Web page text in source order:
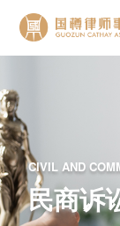
CIVIL AND
民商诉